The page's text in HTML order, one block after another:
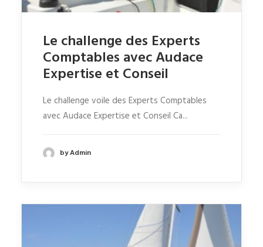
Le challenge des Experts
Comptables avec Audace
Expertise et Conseil
Le challenge voile des Experts Comptables
avec Audace Expertise et Conseil Ca...
by Admin